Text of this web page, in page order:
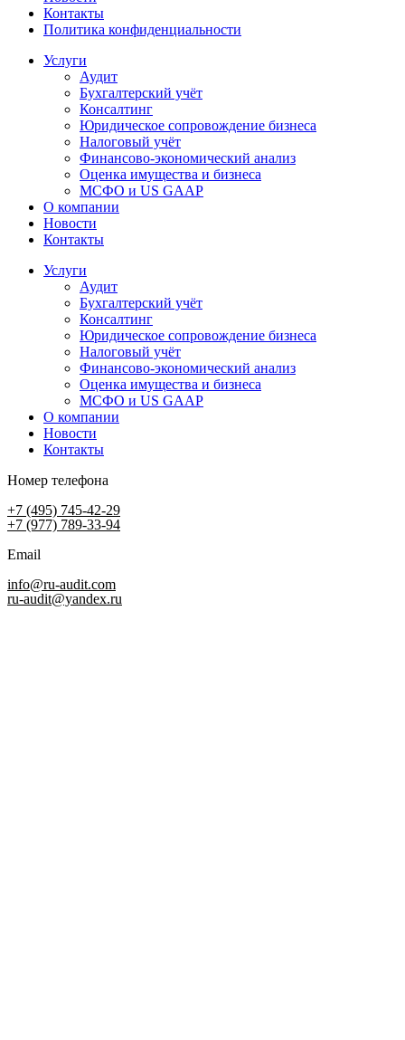
Контакты
Политика конфиденциальности
Услуги
Аудит
Бухгалтерский учёт
Консалтинг
Юридическое сопровождение бизнеса
Налоговый учёт
Финансово-экономический анализ
Оценка имущества и бизнеса
МСФО и US GAAP
О компании
Новости
Контакты
Услуги
Аудит
Бухгалтерский учёт
Консалтинг
Юридическое сопровождение бизнеса
Налоговый учёт
Финансово-экономический анализ
Оценка имущества и бизнеса
МСФО и US GAAP
О компании
Новости
Контакты
Номер телефона
+7 (495) 745-42-29
+7 (977) 789-33-94
Email
info@ru-audit.com
ru-audit@yandex.ru